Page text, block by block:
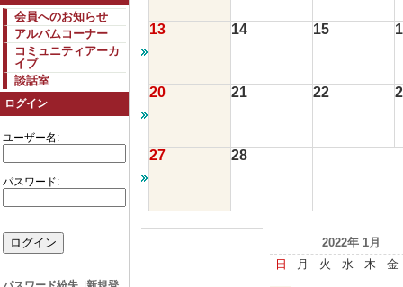
会員へのお知らせ
アルバムコーナー
コミュニティアーカ
イブ
談話室
ログイン
ユーザー名:
パスワード:
13 14 15
20 21 22
27 28
2022年 1月
日
月 火 水 木 金